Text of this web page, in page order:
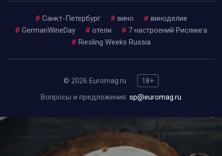
# Санкт-Петербург # вино # виноделие
# GermanWineDay # отели # 7 настроений Рислинга
# Riesling Weeks Russia
© 2026 Euromag.ru
18+
Вопросы и предложения: sp@euromag.ru